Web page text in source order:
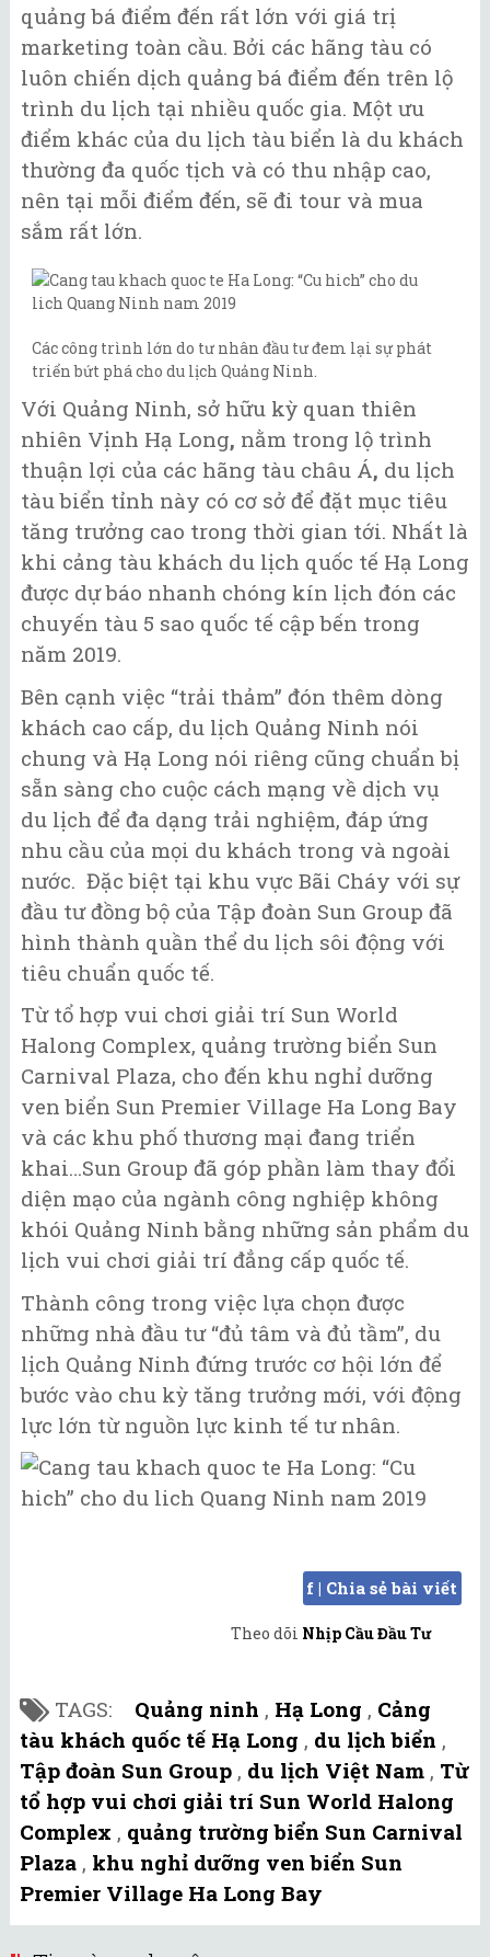
quảng bá điểm đến rất lớn với giá trị
marketing toàn cầu. Bởi các hãng tàu có
luôn chiến dịch quảng bá điểm đến trên lộ
trình du lịch tại nhiều quốc gia. Một ưu
điểm khác của du lịch tàu biển là du khách
thường đa quốc tịch và có thu nhập cao,
nên tại mỗi điểm đến, sẽ đi tour và mua
sắm rất lớn.
Các công trình lớn do tư nhân đầu tư đem lại sự phát
triển bứt phá cho du lịch Quảng Ninh.
Với Quảng Ninh, sở hữu kỳ quan thiên
nhiên Vịnh Hạ Long, nằm trong lộ trình
thuận lợi của các hãng tàu châu Á, du lịch
tàu biển tỉnh này có cơ sở để đặt mục tiêu
tăng trưởng cao trong thời gian tới. Nhất là
khi cảng tàu khách du lịch quốc tế Hạ Long
được dự báo nhanh chóng kín lịch đón các
chuyến tàu 5 sao quốc tế cập bến trong
năm 2019.
Bên cạnh việc “trải thảm” đón thêm dòng
khách cao cấp, du lịch Quảng Ninh nói
chung và Hạ Long nói riêng cũng chuẩn bị
sẵn sàng cho cuộc cách mạng về dịch vụ
du lịch để đa dạng trải nghiệm, đáp ứng
nhu cầu của mọi du khách trong và ngoài
nước. Đặc biệt tại khu vực Bãi Cháy với sự
đầu tư đồng bộ của Tập đoàn Sun Group đã
hình thành quần thể du lịch sôi động với
tiêu chuẩn quốc tế.
Từ tổ hợp vui chơi giải trí Sun World
Halong Complex, quảng trường biển Sun
Carnival Plaza, cho đến khu nghỉ dưỡng
ven biển Sun Premier Village Ha Long Bay
và các khu phố thương mại đang triển
khai…Sun Group đã góp phần làm thay đổi
diện mạo của ngành công nghiệp không
khói Quảng Ninh bằng những sản phẩm du
lịch vui chơi giải trí đẳng cấp quốc tế.
Thành công trong việc lựa chọn được
những nhà đầu tư “đủ tâm và đủ tầm”, du
lịch Quảng Ninh đứng trước cơ hội lớn để
bước vào chu kỳ tăng trưởng mới, với động
lực lớn từ nguồn lực kinh tế tư nhân.
f | Chia sẻ bài viết
Theo dõi Nhịp Cầu Đầu Tư
TAGS: Quảng ninh , Hạ Long , Cảng
tàu khách quốc tế Hạ Long , du lịch biển ,
Tập đoàn Sun Group , du lịch Việt Nam , Từ
tổ hợp vui chơi giải trí Sun World Halong
Complex , quảng trường biển Sun Carnival
Plaza , khu nghỉ dưỡng ven biển Sun
Premier Village Ha Long Bay